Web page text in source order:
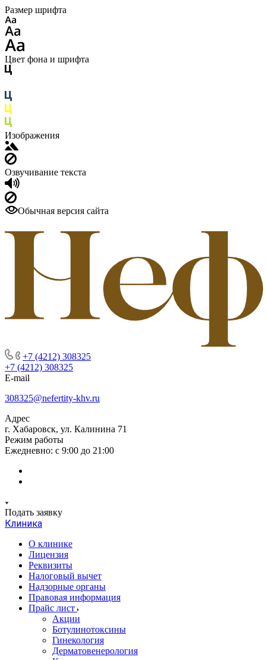
Размер шрифта
Цвет фона и шрифта
Изображения
Озвучивание текста
Обычная версия сайта
+7 (4212) 308325
+7 (4212) 308325
E-mail
308325@nefertity-khv.ru
Адрес
г. Хабаровск, ул. Калинина 71
Режим работы
Ежедневно: с 9:00 до 21:00
Подать заявку
Клиника
О клинике
Лицензия
Реквизиты
Налоговый вычет
Надзорные органы
Правовая информация
Прайс лист
Акции
Ботулинотоксины
Гинекология
Дерматовенерология